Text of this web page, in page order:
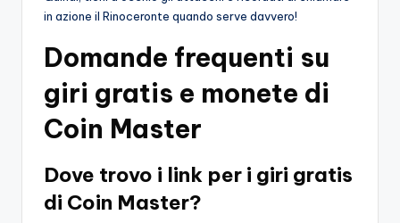
in azione il Rinoceronte quando serve davvero!
Domande frequenti su
giri gratis e monete di
Coin Master
Dove trovo i link per i giri gratis
di Coin Master?